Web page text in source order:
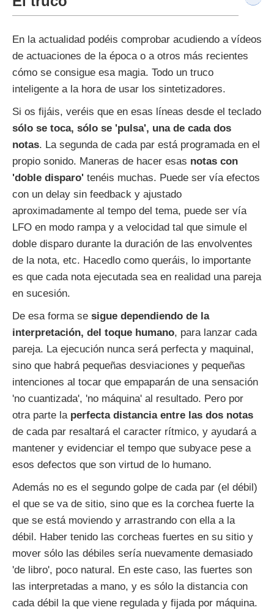
En la actualidad podéis comprobar acudiendo a vídeos
de actuaciones de la época o a otros más recientes
cómo se consigue esa magia. Todo un truco
inteligente a la hora de usar los sintetizadores.
Si os fijáis, veréis que en esas líneas desde el teclado
sólo se toca, sólo se 'pulsa', una de cada dos
notas. La segunda de cada par está programada en el
propio sonido. Maneras de hacer esas notas con
'doble disparo' tenéis muchas. Puede ser vía efectos
con un delay sin feedback y ajustado
aproximadamente al tempo del tema, puede ser vía
LFO en modo rampa y a velocidad tal que simule el
doble disparo durante la duración de las envolventes
de la nota, etc. Hacedlo como queráis, lo importante
es que cada nota ejecutada sea en realidad una pareja
en sucesión.
De esa forma se sigue dependiendo de la
interpretación, del toque humano, para lanzar cada
pareja. La ejecución nunca será perfecta y maquinal,
sino que habrá pequeñas desviaciones y pequeñas
intenciones al tocar que empaparán de una sensación
'no cuantizada', 'no máquina' al resultado. Pero por
otra parte laperfecta distancia entre las dos notas
de cada par resaltará el caracter rítmico, y ayudará a
mantener y evidenciar el tempo que subyace pese a
esos defectos que son virtud de lo humano.
Además no es el segundo golpe de cada par (el débil)
el que se va de sitio, sino que es la corchea fuerte la
que se está moviendo y arrastrando con ella a la
débil. Haber tenido las corcheas fuertes en su sitio y
mover sólo las débiles sería nuevamente demasiado
'de libro', poco natural. En este caso, las fuertes son
las interpretadas a mano, y es sólo la distancia con
cada débil la que viene regulada y fijada por máquina.